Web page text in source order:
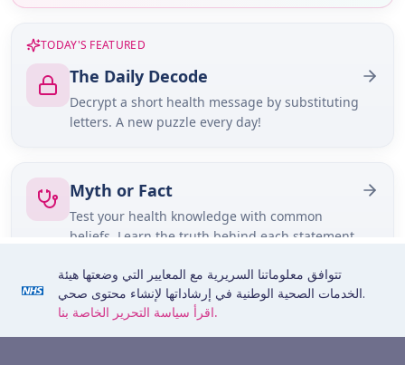
تتوافق معلوماتنا السريرية مع المعايير التي وضعتها هيئة
الخدمات الصحية الوطنية في إرشاداتها لإنشاء محتوى صحي.
اقرأ سياسة التحرير الخاصة بنا.